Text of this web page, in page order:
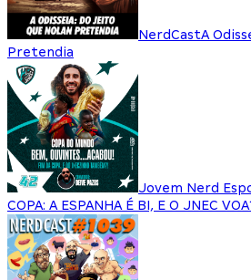
NerdCastA
Pretendia
Jovem Nerd
COPA: A ESPANHA É BI, E O JNEC